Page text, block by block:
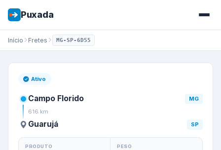
Puxada
Início Fretes MG-SP-6D55
Frete de
Ativo
Campo Florido
MG
616 km
Guarujá SP
PRODUTO PESO